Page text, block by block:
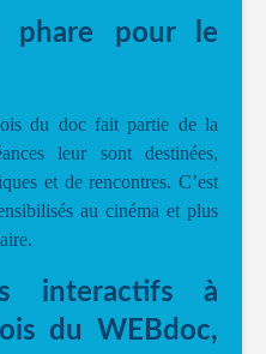
phare pour le
du doc fait partie de la
leur sont destinées,
et de rencontres. C’est
au cinéma et plus
interactifs à
du WEBdoc,